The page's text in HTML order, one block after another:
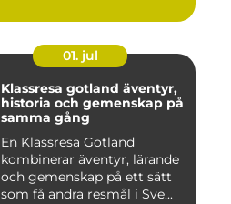
01. jul
Klassresa gotland äventyr,
historia och gemenskap på
samma gång
En Klassresa Gotland
kombinerar äventyr, lärande
och gemenskap på ett sätt
som få andra resmål i Sve...